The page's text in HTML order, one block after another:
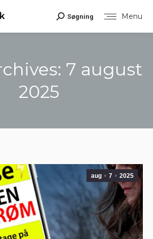
Menu
Search:
Søgning
7 august
2025
aug 7 2025